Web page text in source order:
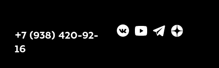
+7 (938) 420-92-
16